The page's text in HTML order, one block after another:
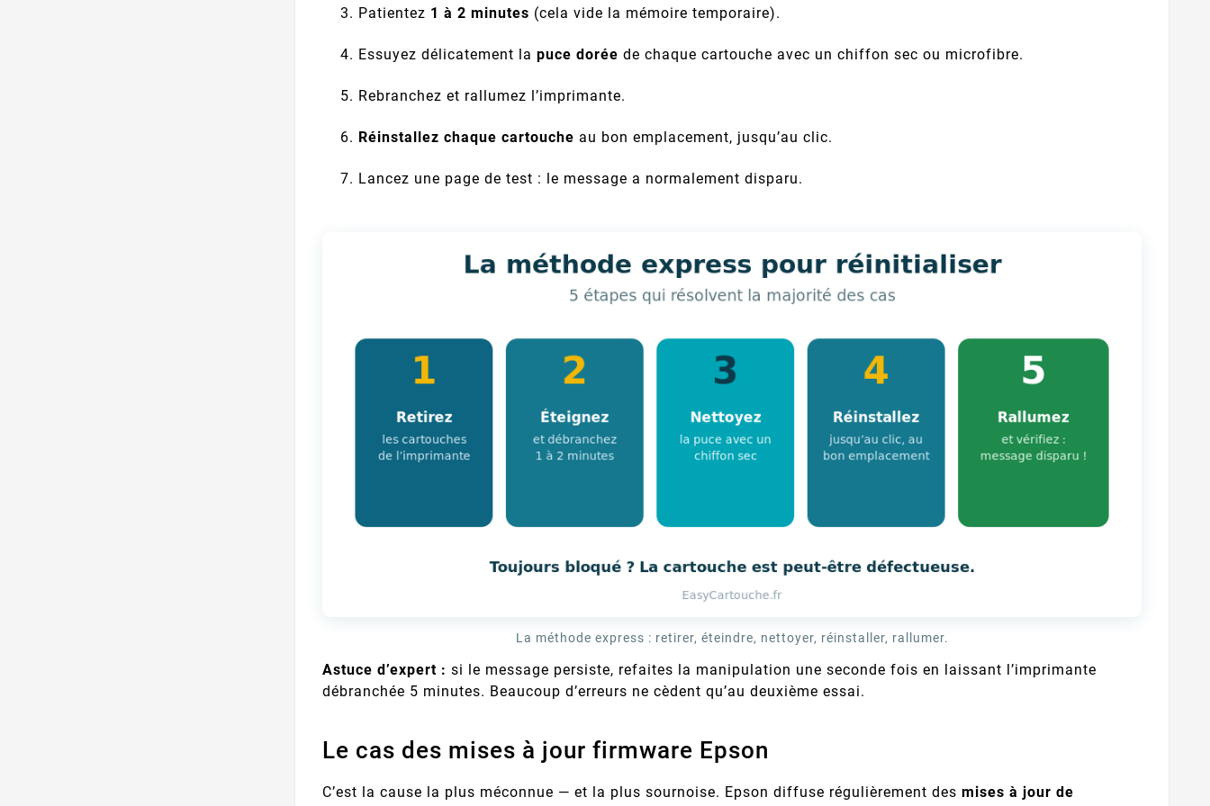
Patientez 1 à 2 minutes (cela vide la mémoire temporaire).
Essuyez délicatement lapuce dorée de chaque cartouche avec un chiffon sec ou microfibre.
Rebranchez et rallumez l’imprimante.
Réinstallez chaque cartouche au bon emplacement, jusqu’au clic.
Lancez une page de test : le message a normalement disparu.
La méthode express : retirer, éteindre, nettoyer, réinstaller, rallumer.
Astuce d’expert : si le message persiste, refaites la manipulation une seconde fois en laissant l’imprimante
débranchée 5 minutes. Beaucoup d’erreurs ne cèdent qu’au deuxième essai.
Le cas des mises à jour firmware Epson
C’est la cause la plus méconnue — et la plus sournoise. Epson diffuse régulièrement desmises à jour de